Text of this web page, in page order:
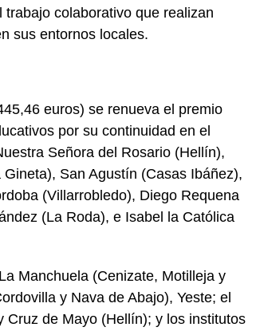
colaborativo que realizan
sus entornos locales.
euros) se renueva el premio
por su continuidad en el
Señora del Rosario (Hellín),
San Agustín (Casas Ibáñez),
(Villarrobledo), Diego Requena
(La Roda), e Isabel la Católica
Manchuela (Cenizate, Motilleja y
y Nava de Abajo), Yeste; el
Cruz de Mayo (Hellín); y los institutos